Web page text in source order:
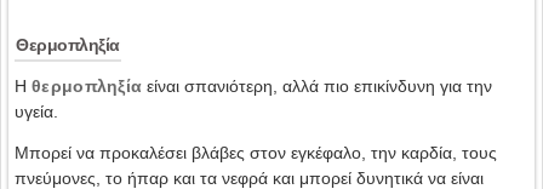
Θερμοπληξία
Η θερμοπληξία είναι σπανιότερη, αλλά πιο επικίνδυνη για την
υγεία.
Μπορεί να προκαλέσει βλάβες στον εγκέφαλο, την καρδία, τους
πνεύμονες, το ήπαρ και τα νεφρά και μπορεί δυνητικά να είναι